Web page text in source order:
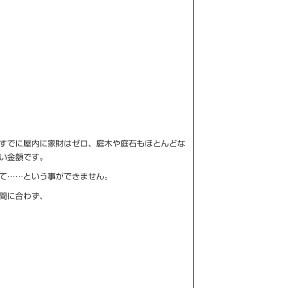
でに屋内に家財はゼロ、庭木や庭石もほとんどな
金額です。
……という事ができません。
に合わず、